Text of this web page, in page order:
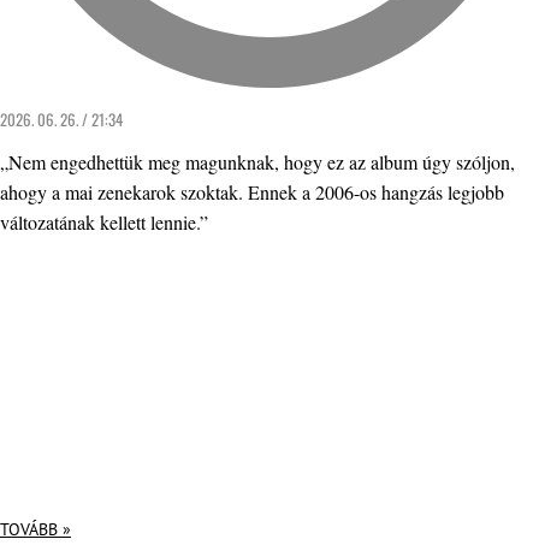
2026. 06. 26. / 21:34
„Nem engedhettük meg magunknak, hogy ez az album úgy szóljon,
ahogy a mai zenekarok szoktak. Ennek a 2006-os hangzás legjobb
változatának kellett lennie.”
TOVÁBB »